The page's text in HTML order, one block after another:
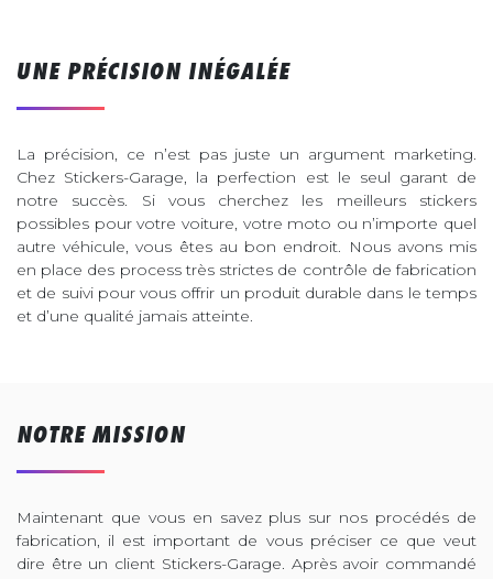
UNE PRÉCISION INÉGALÉE
La précision, ce n’est pas juste un argument marketing.
Chez Stickers-Garage, la perfection est le seul garant de
notre succès. Si vous cherchez les meilleurs stickers
possibles pour votre voiture, votre moto ou n’importe quel
autre véhicule, vous êtes au bon endroit. Nous avons mis
en place des process très strictes de contrôle de fabrication
et de suivi pour vous offrir un produit durable dans le temps
et d’une qualité jamais atteinte.
NOTRE MISSION
Maintenant que vous en savez plus sur nos procédés de
fabrication, il est important de vous préciser ce que veut
dire être un client Stickers-Garage. Après avoir commandé